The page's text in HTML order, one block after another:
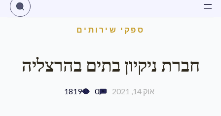
ספקי שירותים
חברת ניקיון בתים בהרצליה
אוק 14, 2021 0
1819